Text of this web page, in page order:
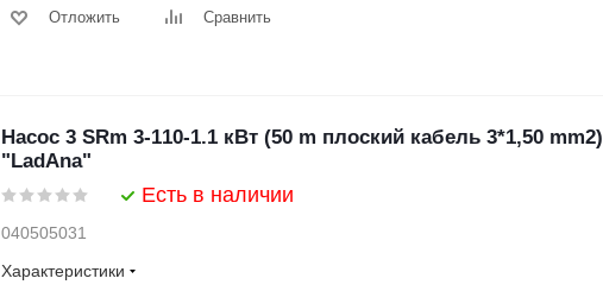
Отложить Сравнить
Насос 3 SRm 3-110-1.1 кВт (50 m плоский кабель 3*1,50 mm2)
"LadAna"
Есть в наличии
040505031
Характеристики